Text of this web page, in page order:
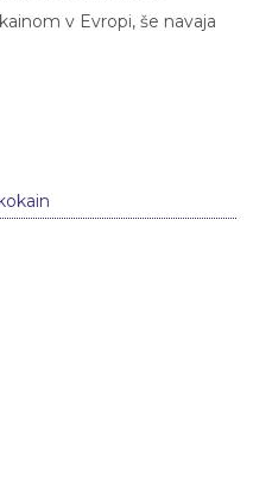
v Evropi, še navaja